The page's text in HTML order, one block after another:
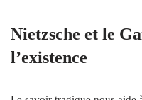
Nietzsche et le
l’existence